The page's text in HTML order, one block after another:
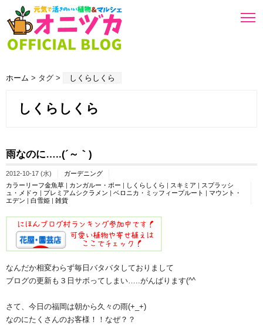
ホーム > タグ > しくらしくら
しくらしくら
雨なのに…..(´～｀)
2012-10-17 (水)
ガーデニング
カラーリーフ金魚草 | カンガルー・ポー | しくらしくら | スキミア | スプラッシ
ュ・メドゥ | プレミアムシクラメン | ベロニカ・ミッフィープルート | マウント・
エデン | 白雪姫 | 雑貨
なんだか相変わらず毎日バタバタしておりまして
ブログの更新も３日サボってしまい…..がんばります(^^ゞ
さて、今日の福岡は朝から久々の雨(+_+)
なのにたくさんのお客様！！なぜ？？